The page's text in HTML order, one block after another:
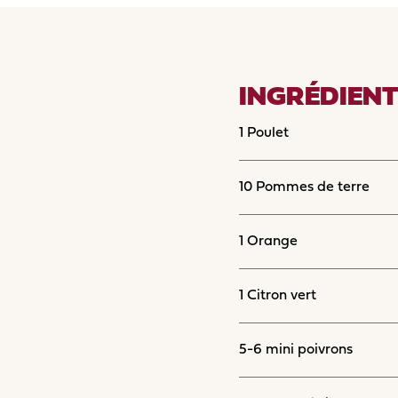
1 Poulet
10 Pommes de terre
1 Orange
1 Citron vert
5-6 mini poivrons